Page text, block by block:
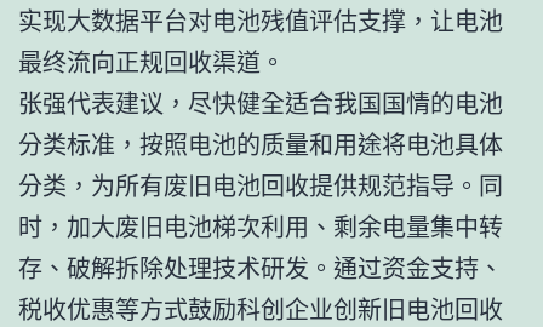
实现大数据平台对电池残值评估支撑，让电池
最终流向正规回收渠道。
张强代表建议，尽快健全适合我国国情的电池
分类标准，按照电池的质量和用途将电池具体
分类，为所有废旧电池回收提供规范指导。同
时，加大废旧电池梯次利用、剩余电量集中转
存、破解拆除处理技术研发。通过资金支持、
税收优惠等方式鼓励科创企业创新旧电池回收